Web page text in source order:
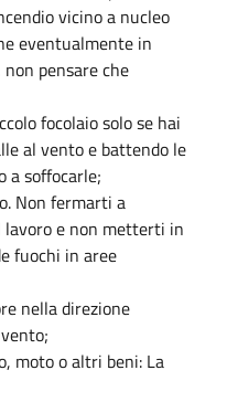
vicino a nucleo
eventualmente in
pensare che
focolaio solo se hai
al vento e battendo le
a soffocarle;
Non fermarti a
e non metterti in
fuochi in aree
nella direzione
moto o altri beni: La